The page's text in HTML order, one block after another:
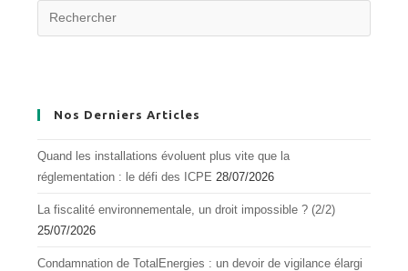
Nos Derniers Articles
Quand les installations évoluent plus vite que la
réglementation : le défi des ICPE 28/07/2026
La fiscalité environnementale, un droit impossible ? (2/2)
25/07/2026
Condamnation de TotalEnergies : un devoir de vigilance élargi